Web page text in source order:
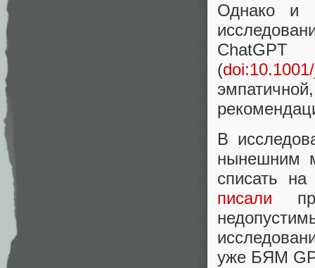
Однако и
(
В
нынешним
списать
писали
уже БЯМ